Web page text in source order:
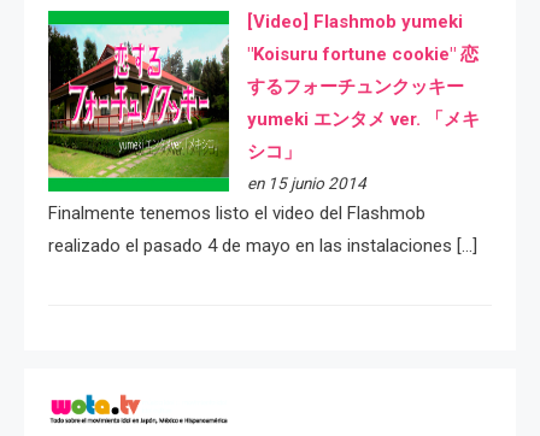
[Video] Flashmob yumeki
"Koisuru fortune cookie" 恋
するフォーチュンクッキー
yumeki エンタメ ver. 「メキ
シコ」
en 15 junio 2014
Finalmente tenemos listo el video del Flashmob
realizado el pasado 4 de mayo en las instalaciones […]